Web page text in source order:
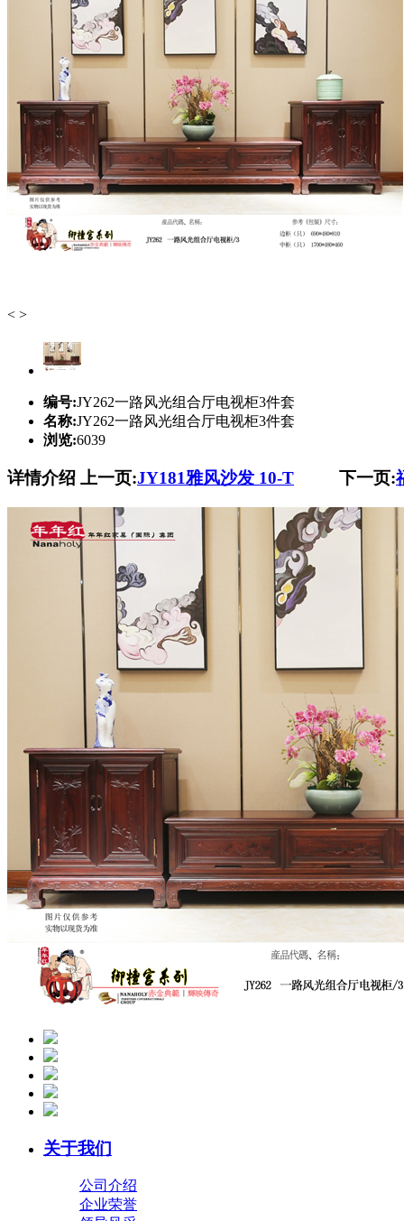
< >
编号:JY262一路风光组合厅电视柜3件套
名称:JY262一路风光组合厅电视柜3件套
浏览:6039
详情介绍 上一页:JY181雅风沙发 10-T 下一页:
关于我们
公司介绍
企业荣誉